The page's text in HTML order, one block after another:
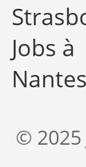
Jobs à
Nantes
© 2025